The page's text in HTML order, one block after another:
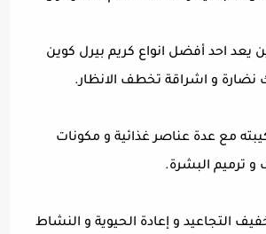
يعد احد أفضل انواع كريم بيرل كوين
نضارة و اشراقة تخطف الانظار.
مع عدة عناصر غذائية و مكونات
ترميم البشرة.
التجاعيد و إعادة الحيوية و النشاط